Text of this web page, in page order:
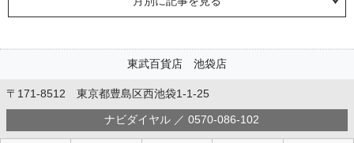
東武百貨店 池袋店
〒171-8512 東京都豊島区西池袋1-1-25
ナビダイヤル ／ 0570-086-102